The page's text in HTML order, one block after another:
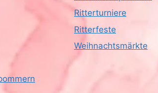
Ritterturniere
Ritterfeste
Weihnachtsmärkte